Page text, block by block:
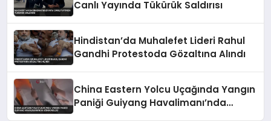
Canlı Yayında Tükürük Saldırısı
Hindistan’da Muhalefet Lideri Rahul
Gandhi Protestoda Gözaltına Alındı
China Eastern Yolcu Uçağında Yangın
Paniği Guiyang Havalimanı’nda